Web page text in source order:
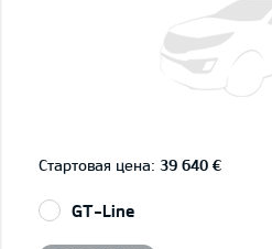
Стартовая цена: 39 640 €
GT-Line